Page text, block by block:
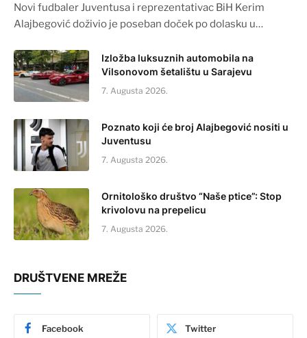
Novi fudbaler Juventusa i reprezentativac BiH Kerim
Alajbegović doživio je poseban doček po dolasku u…
Izložba luksuznih automobila na
Vilsonovom šetalištu u Sarajevu
7. Augusta 2026.
Poznato koji će broj Alajbegović nositi u
Juventusu
7. Augusta 2026.
Ornitološko društvo “Naše ptice”: Stop
krivolovu na prepelicu
7. Augusta 2026.
DRUŠTVENE MREŽE
Facebook Twitter